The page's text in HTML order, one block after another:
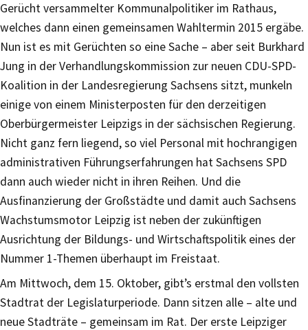
Gerücht versammelter Kommunalpolitiker im Rathaus,
welches dann einen gemeinsamen Wahltermin 2015 ergäbe.
Nun ist es mit Gerüchten so eine Sache – aber seit Burkhard
Jung in der Verhandlungskommission zur neuen CDU-SPD-
Koalition in der Landesregierung Sachsens sitzt, munkeln
einige von einem Ministerposten für den derzeitigen
Oberbürgermeister Leipzigs in der sächsischen Regierung.
Nicht ganz fern liegend, so viel Personal mit hochrangigen
administrativen Führungserfahrungen hat Sachsens SPD
dann auch wieder nicht in ihren Reihen. Und die
Ausfinanzierung der Großstädte und damit auch Sachsens
Wachstumsmotor Leipzig ist neben der zukünftigen
Ausrichtung der Bildungs- und Wirtschaftspolitik eines der
Nummer 1-Themen überhaupt im Freistaat.
Am Mittwoch, dem 15. Oktober, gibt’s erstmal den vollsten
Stadtrat der Legislaturperiode. Dann sitzen alle – alte und
neue Stadträte – gemeinsam im Rat. Der erste Leipziger